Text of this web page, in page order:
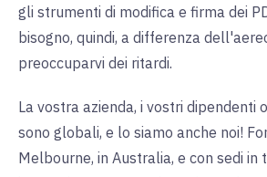
gli strumenti di modifica e firma dei
bisogno, quindi, a differenza
preoccuparvi dei ritardi.
La vostra azienda, i vostri dipendenti
sono globali, e lo siamo anche noi!
Melbourne, in Australia, e con sedi in